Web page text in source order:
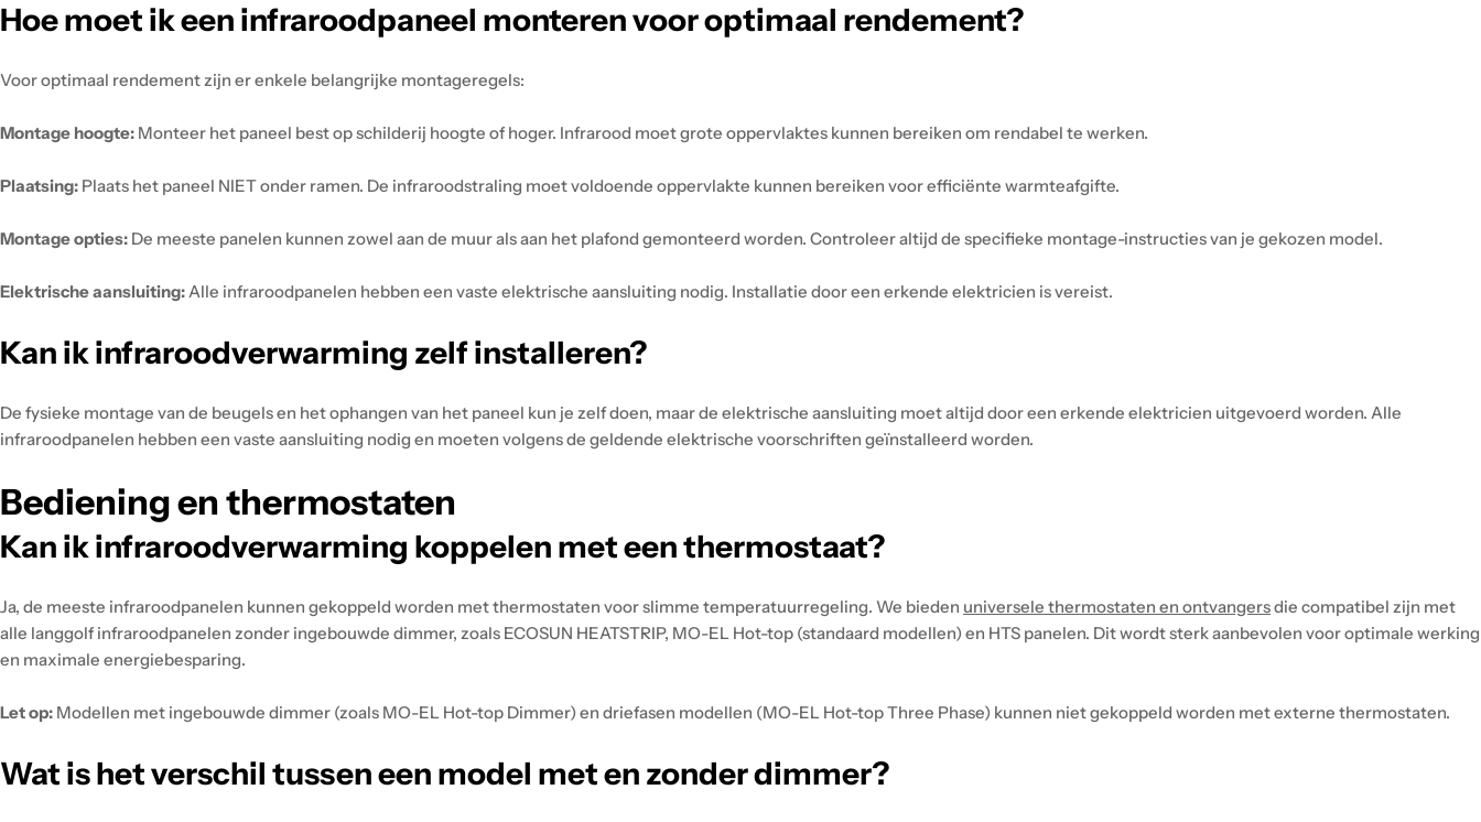
Hoe moet ik een infraroodpaneel monteren voor optimaal rendement?
Voor optimaal rendement zijn er enkele belangrijke montageregels:
Montage hoogte: Monteer het paneel best op schilderij hoogte of hoger. Infrarood moet grote oppervlaktes kunnen bereiken om rendabel te werken.
Plaatsing: Plaats het paneel NIET onder ramen. De infraroodstraling moet voldoende oppervlakte kunnen bereiken voor efficiënte warmteafgifte.
Montage opties: De meeste panelen kunnen zowel aan de muur als aan het plafond gemonteerd worden. Controleer altijd de specifieke montage-instructies van je gekozen model.
Elektrische aansluiting:Alle infraroodpanelen hebben een vaste elektrische aansluiting nodig. Installatie door een erkende elektricien is vereist.
Kan ik infraroodverwarming zelf installeren?
De fysieke montage van de beugels en het ophangen van het paneel kun je zelf doen, maar de elektrische aansluiting moet altijd door een erkende elektricien uitgevoerd worden. Alle
infraroodpanelen hebben een vaste aansluiting nodig en moeten volgens de geldende elektrische voorschriften geïnstalleerd worden.
Bediening en thermostaten
Kan ik infraroodverwarming koppelen met een thermostaat?
Ja, de meeste infraroodpanelen kunnen gekoppeld worden met thermostaten voor slimme temperatuurregeling. We bieden universele thermostaten en ontvangersdie compatibel zijn met
alle langgolf infraroodpanelen zonder ingebouwde dimmer, zoals ECOSUN HEATSTRIP, MO-EL Hot-top (standaard modellen) en HTS panelen. Dit wordt sterk aanbevolen voor optimale werking
en maximale energiebesparing.
Let op: Modellen met ingebouwde dimmer (zoals MO-EL Hot-top Dimmer) en driefasen modellen (MO-EL Hot-top Three Phase) kunnen niet gekoppeld worden met externe thermostaten.
Wat is het verschil tussen een model met en zonder dimmer?